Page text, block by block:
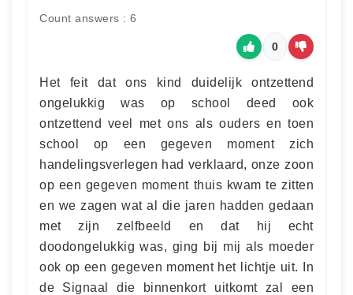
Count answers : 6
0
Het feit dat ons kind duidelijk ontzettend
ongelukkig was op school deed ook
ontzettend veel met ons als ouders en toen
school op een gegeven moment zich
handelingsverlegen had verklaard, onze zoon
op een gegeven moment thuis kwam te zitten
en we zagen wat al die jaren hadden gedaan
met zijn zelfbeeld en dat hij echt
doodongelukkig was, ging bij mij als moeder
ook op een gegeven moment het lichtje uit. In
de Signaal die binnenkort uitkomt zal een